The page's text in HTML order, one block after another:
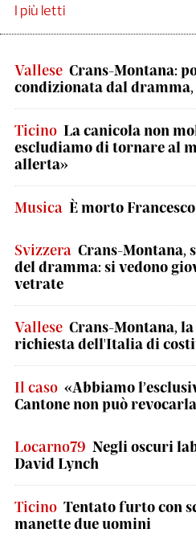
I più letti
Vallese Crans-Montana:
condizionata dal
Ticino La canicola non
escludiamo di tornare al
allerta»
Musica È morto
Svizzera Crans-Montana,
del dramma: si vedono
vetrate
Vallese Crans-Montana,
richiesta dell'Italia di
Il caso «Abbiamo
Cantone non può
Locarno79 Negli oscuri
David Lynch
Ticino Tentato furto con
manette due uomini